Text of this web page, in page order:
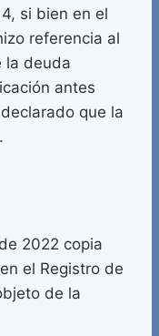
si bien en el
referencia al
la deuda
antes
que la
2022 copia
el Registro de
de la